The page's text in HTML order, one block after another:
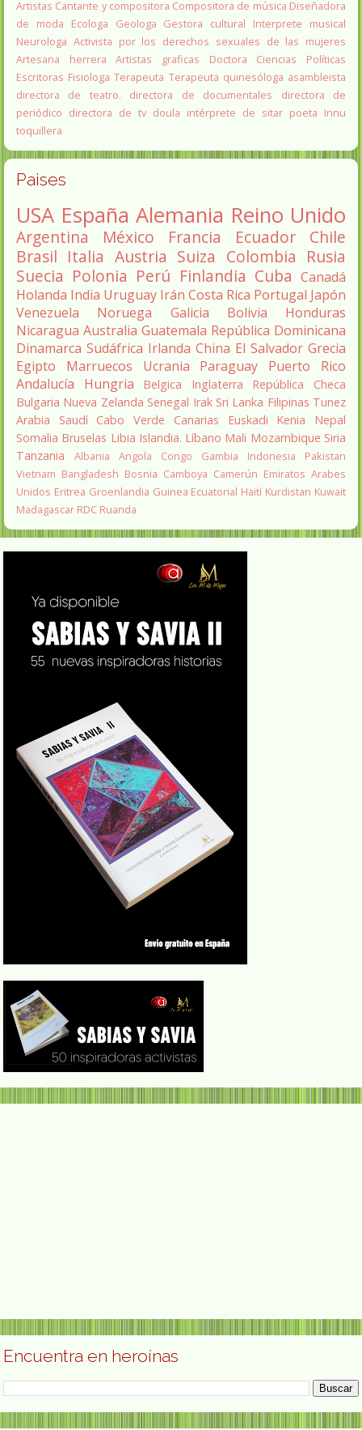
Artistas Cantante y compositora Compositora de música Diseñadora
de moda
Ecologa Geologa Gestora cultural
Interprete musical
Neurologa Activista por los derechos sexuales de las mujeres
Artesana herrera
Artistas graficas
Doctora Ciencias Políticas
Escritoras Fisiologa Terapeuta Terapeuta quinesóloga asambleista
directora de teatro.
directora de documentales
directora de
periódico directora de tv doula intérprete de sitar poeta Innu
toquillera
Paises
USA España Alemania Reino Unido
Argentina México Francia Ecuador
Chile
Brasil Italia Austria Suiza Colombia Rusia
Suecia Polonia Perú Finlandia Cuba Canadá
Holanda India Uruguay Irán Costa Rica Portugal Japón
Venezuela
Noruega Galicia Bolivia
Honduras
Nicaragua Australia Guatemala República Dominicana
Dinamarca Sudáfrica Irlanda China El Salvador Grecia
Egipto
Marruecos Ucrania Paraguay
Puerto Rico
Andalucía
Hungria Belgica Inglaterra
República Checa
Bulgaria Nueva Zelanda Senegal Irak Sri Lanka Filipinas Tunez
Arabia Saudí Cabo Verde Canarias Euskadi Kenia
Nepal
Somalia Bruselas Libia Islandia. Líbano Mali Mozambique Siria
Tanzania
Albania Angola Congo Gambia Indonesia
Pakistan
Vietnam Bangladesh Bosnia Camboya Camerún Emiratos Arabes
Unidos Eritrea Groenlandia Guinea Ecuatorial Haití Kurdistan Kuwait
Madagascar RDC Ruanda
Encuentra en heroínas